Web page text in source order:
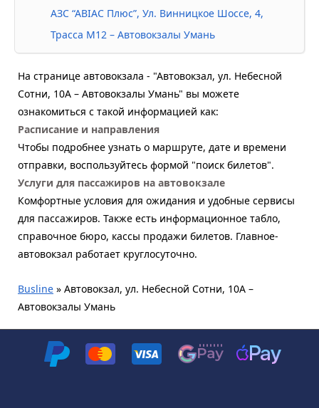
АЗС “АВІАС Плюс”, Ул. Винницкое Шоссе, 4,
Трасса М12 – Автовокзалы Умань
На странице автовокзала - "Автовокзал, ул. Небесной
Сотни, 10А – Автовокзалы Умань" вы можете
ознакомиться с такой информацией как:
Расписание и направления
Чтобы подробнее узнать о маршруте, дате и времени
отправки, воспользуйтесь формой "поиск билетов".
Услуги для пассажиров на автовокзале
Комфортные условия для ожидания и удобные сервисы
для пассажиров. Также есть информационное табло,
справочное бюро, кассы продажи билетов. Главное-
автовокзал работает круглосуточно.
Busline » Автовокзал, ул. Небесной Сотни, 10А –
Автовокзалы Умань